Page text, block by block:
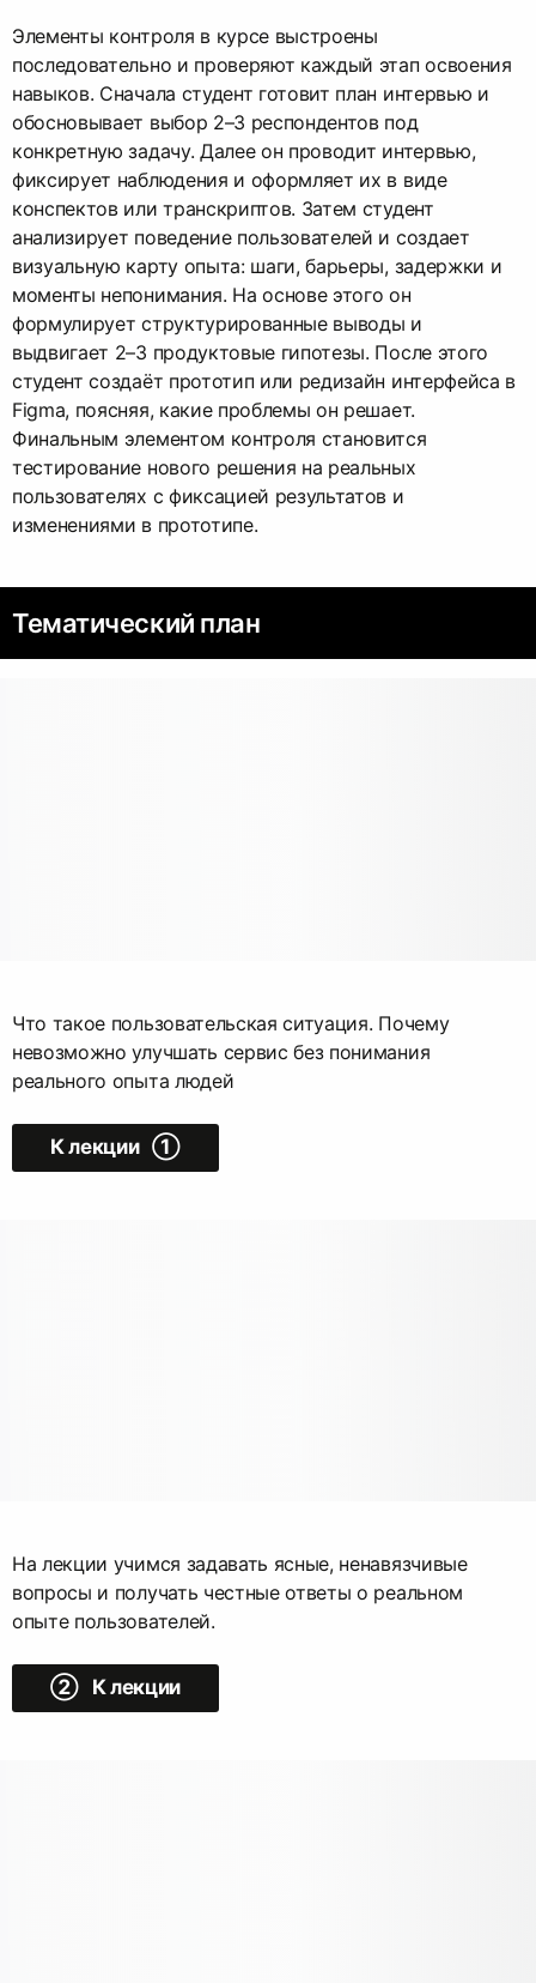
Элементы контроля в курсе выстроены
последовательно и проверяют каждый этап освоения
навыков. Сначала студент готовит план интервью и
обосновывает выбор 2–3 респондентов под
конкретную задачу. Далее он проводит интервью,
фиксирует наблюдения и оформляет их в виде
конспектов или транскриптов. Затем студент
анализирует поведение пользователей и создает
визуальную карту опыта: шаги, барьеры, задержки и
моменты непонимания. На основе этого он
формулирует структурированные выводы и
выдвигает 2–3 продуктовые гипотезы. После этого
студент создаёт прототип или редизайн интерфейса в
Figma, поясняя, какие проблемы он решает.
Финальным элементом контроля становится
тестирование нового решения на реальных
пользователях с фиксацией результатов и
изменениями в прототипе.
Тематический план
Что такое пользовательская ситуация. Почему
невозможно улучшать сервис без понимания
реального опыта людей
К лекции ➀
На лекции учимся задавать ясные, ненавязчивые
вопросы и получать честные ответы о реальном
опыте пользователей.
➁ К лекции